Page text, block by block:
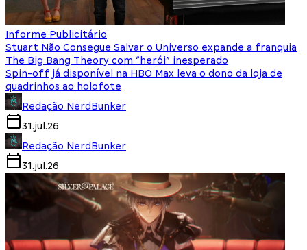
Informe Publicitário
Stuart Não Consegue Salvar o Universo expande a franquia
The Big Bang Theory com “herói” inesperado
Spin-off já disponível na HBO Max leva o dono da loja de
quadrinhos ao holofote
Redação NerdBunker
31.jul.26
Redação NerdBunker
31.jul.26